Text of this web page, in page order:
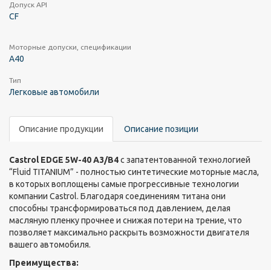
Допуск API
CF
Моторные допуски, спецификации
A40
Тип
Легковые автомобили
Описание продукции Описание позиции
Castrol EDGE 5W-40 A3/B4с запатентованной технологией
“Fluid TITANIUM” - полностью синтетические моторные масла,
в которых воплощены самые прогрессивные технологии
компании Castrol. Благодаря соединениям титана они
способны трансформироваться под давлением, делая
масляную пленку прочнее и снижая потери на трение, что
позволяет максимально раскрыть возможности двигателя
вашего автомобиля.
Преимущества: